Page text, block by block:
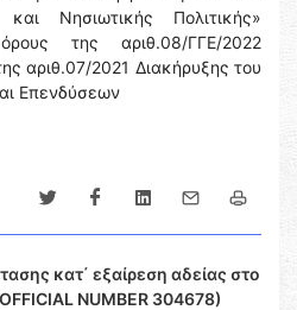
και Νησιωτικής Πολιτικής»
της αριθ.08/ΓΓΕ/2022
αριθ.07/2021 Διακήρυξης του
Επενδύσεων
κατ΄ εξαίρεση αδείας στο
NUMBER 304678)